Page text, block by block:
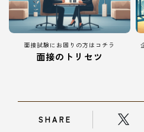
面接試験にお困りの方はコチラ
面接のトリセツ
SHARE